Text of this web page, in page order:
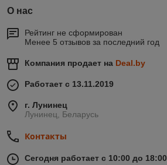
О нас
Рейтинг не сформирован
Менее 5 отзывов за последний год
Компания продает на Deal.by
Работает с 13.11.2019
г. Лунинец
Лунинец, Беларусь
Контакты
Сегодня работает с 10:00 до 18:00